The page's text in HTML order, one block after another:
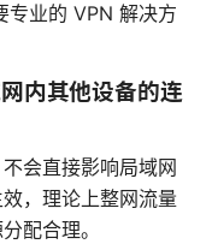
专业的 VPN 解决方
内其他设备的连
会直接影响局域网
，理论上整网流量
配合理。